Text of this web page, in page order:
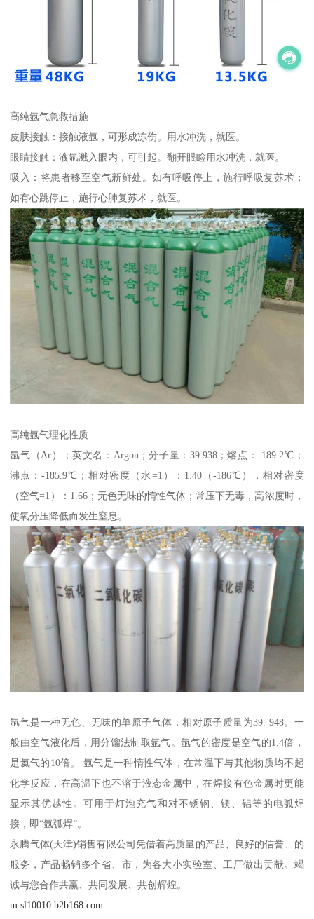
高纯氩气急救措施
皮肤接触：接触液氩，可形成冻伤。用水冲洗，就医。
眼睛接触：液氩溅入眼内，可引起。翻开眼睑用水冲洗，就医。
吸入：将患者移至空气新鲜处。如有呼吸停止，施行呼吸复苏术；
如有心跳停止，施行心肺复苏术，就医。
高纯氩气理化性质
氩气（Ar）；英文名：Argon；分子量：39.938；熔点：-189.2℃；
沸点：-185.9℃；相对密度（水=1）：1.40（-186℃），相对密度
（空气=1）：1.66；无色无味的惰性气体；常压下无毒，高浓度时，
使氧分压降低而发生窒息。
氩气是一种无色、无味的单原子气体，相对原子质量为39. 948。一
般由空气液化后，用分馏法制取氩气。氩气的密度是空气的1.4倍，
是氦气的10倍。 氩气是一种惰性气体，在常温下与其他物质均不起
化学反应，在高温下也不溶于液态金属中，在焊接有色金属时更能
显示其优越性。可用于灯泡充气和对不锈钢、镁、铝等的电弧焊
接，即“氩弧焊”。
永腾气体(天津)销售有限公司凭借着高质量的产品、良好的信誉、的
服务，产品畅销多个省、市，为各大小实验室、工厂做出贡献。竭
诚与您合作共赢、共同发展、共创辉煌。
m.sl10010.b2b168.com